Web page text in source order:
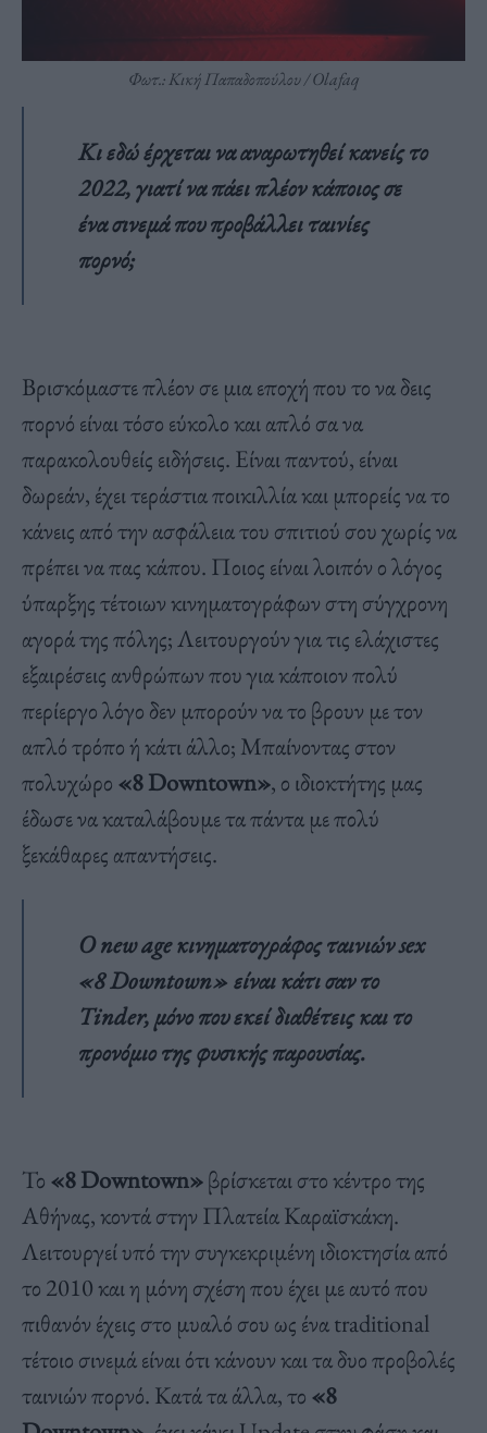
Φωτ.: Κική Παπαδοπούλου / Οlafaq
Κι εδώ έρχεται να αναρωτηθεί κανείς το
2022, γιατί να πάει πλέον κάποιος σε
ένα σινεμά που προβάλλει ταινίες
πορνό;
Bρισκόμαστε πλέον σε μια εποχή που το να δεις
πορνό είναι τόσο εύκολο και απλό σα να
παρακολουθείς ειδήσεις. Είναι παντού, είναι
δωρεάν, έχει τεράστια ποικιλλία και μπορείς να το
κάνεις από την ασφάλεια του σπιτιού σου χωρίς να
πρέπει να πας κάπου. Ποιος είναι λοιπόν ο λόγος
ύπαρξης τέτοιων κινηματογράφων στη σύγχρονη
αγορά της πόλης; Λειτουργούν για τις ελάχιστες
εξαιρέσεις ανθρώπων που για κάποιον πολύ
περίεργο λόγο δεν μπορούν να το βρουν με τον
απλό τρόπο ή κάτι άλλο; Μπαίνοντας στον
πολυχώρο «8 Downtown», ο ιδιοκτήτης μας
έδωσε να καταλάβουμε τα πάντα με πολύ
ξεκάθαρες απαντήσεις.
Ο new age κινηματογράφος ταινιών sex
«8 Downtown» είναι κάτι σαν το
Tinder, μόνο που εκεί διαθέτεις και το
προνόμιο της φυσικής παρουσίας.
Το «8 Downtown»βρίσκεται στο κέντρο της
Αθήνας, κοντά στην Πλατεία Καραϊσκάκη.
Λειτουργεί υπό την συγκεκριμένη ιδιοκτησία από
το 2010 και η μόνη σχέση που έχει με αυτό που
πιθανόν έχεις στο μυαλό σου ως ένα traditional
τέτοιο σινεμά είναι ότι κάνουν και τα δυο προβολές
ταινιών πορνό. Κατά τα άλλα, το «8